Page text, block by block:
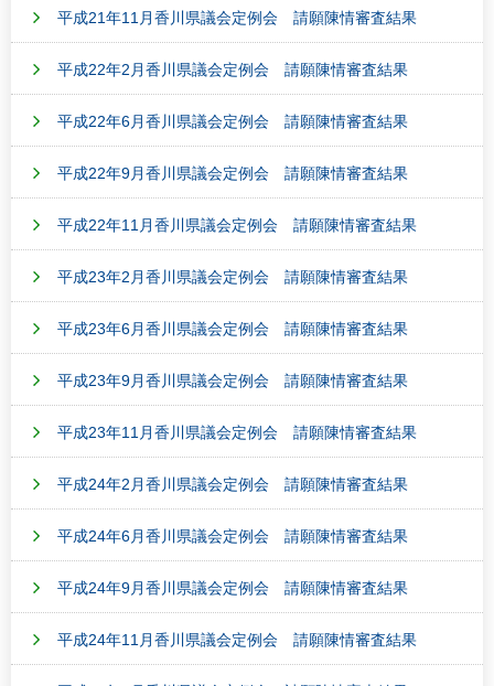
平成21年11月香川県議会定例会 請願陳情審査結果
平成22年2月香川県議会定例会 請願陳情審査結果
平成22年6月香川県議会定例会 請願陳情審査結果
平成22年9月香川県議会定例会 請願陳情審査結果
平成22年11月香川県議会定例会 請願陳情審査結果
平成23年2月香川県議会定例会 請願陳情審査結果
平成23年6月香川県議会定例会 請願陳情審査結果
平成23年9月香川県議会定例会 請願陳情審査結果
平成23年11月香川県議会定例会 請願陳情審査結果
平成24年2月香川県議会定例会 請願陳情審査結果
平成24年6月香川県議会定例会 請願陳情審査結果
平成24年9月香川県議会定例会 請願陳情審査結果
平成24年11月香川県議会定例会 請願陳情審査結果